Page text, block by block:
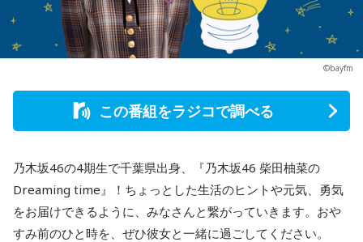
©bayfm
この番組をラジコで調べる
乃木坂46の4期生で千葉県出身、『乃木坂46 柴田柚菜の
Dreaming time』！ちょっとした生活のヒントや元気、勇気
をお届けできるように、みなさんと繋がっていきます。おや
すみ前のひと時を、ぜひ彼女と一緒に過ごしてください。